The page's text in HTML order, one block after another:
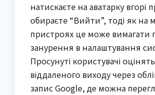
натискаєте на аватарку вгорі
обираєте “Вийти”, тоді як на
пристроях це може вимагати
занурення в налаштування
Просунуті користувачі
віддаленого виходу через
запис Google, де можна